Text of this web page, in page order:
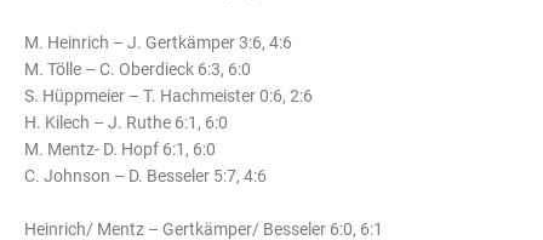
M. Heinrich – J. Gertkämper 3:6, 4:6
M. Tölle – C. Oberdieck 6:3, 6:0
S. Hüppmeier – T. Hachmeister 0:6, 2:6
H. Kilech – J. Ruthe 6:1, 6:0
M. Mentz- D. Hopf 6:1, 6:0
C. Johnson – D. Besseler 5:7, 4:6
Heinrich/ Mentz – Gertkämper/ Besseler 6:0, 6:1